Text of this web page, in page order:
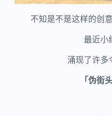
不知是不是这样的创
最近小
涌现了许多
「伪街